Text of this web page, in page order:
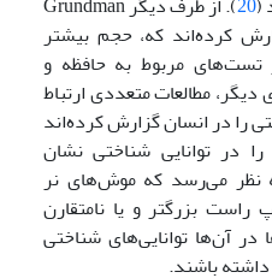
در سال 2002 گزارش کرده‌اند که، حجم بیشتر
تست‌های مربوط به حافظه و
دیگر، مطالعات متعددی ارتباط
را در انسان گزارش کرده‌اند
توانایی شناختی نشان
نظر می‌رسد که موش‌های نر
بزرگتر و یا نامتقارن
آن‌ها توانایی‌های شناختی
باشند.